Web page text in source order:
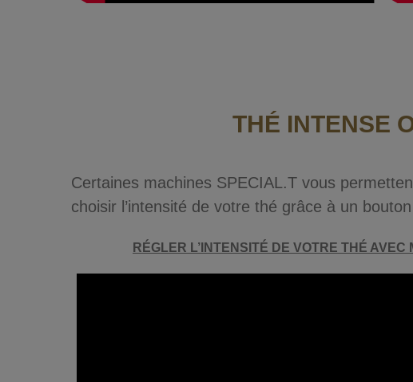
THÉ INTENSE
Certaines machines SPECIAL.T vous
choisir l’intensité de votre thé grâce à un
RÉGLER L’INTENSITÉ DE VOTRE THÉ AVEC